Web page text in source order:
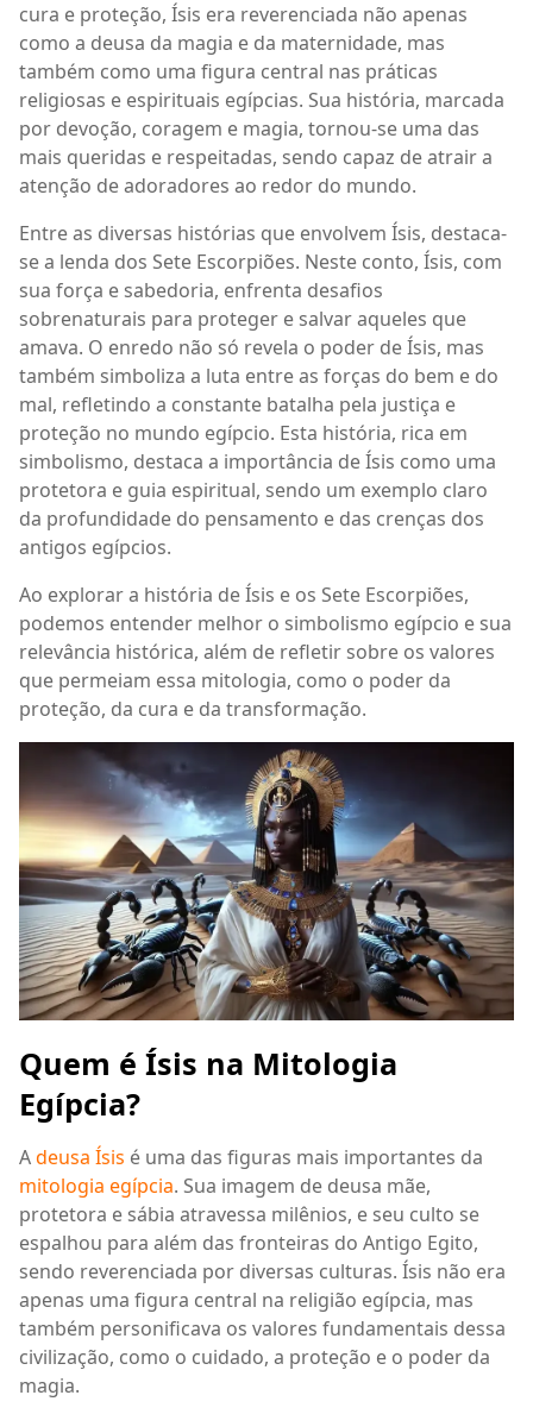
cura e proteção, Ísis era reverenciada não apenas
como a deusa da magia e da maternidade, mas
também como uma figura central nas práticas
religiosas e espirituais egípcias. Sua história, marcada
por devoção, coragem e magia, tornou-se uma das
mais queridas e respeitadas, sendo capaz de atrair a
atenção de adoradores ao redor do mundo.
Entre as diversas histórias que envolvem Ísis, destaca-
se a lenda dos Sete Escorpiões. Neste conto, Ísis, com
sua força e sabedoria, enfrenta desafios
sobrenaturais para proteger e salvar aqueles que
amava. O enredo não só revela o poder de Ísis, mas
também simboliza a luta entre as forças do bem e do
mal, refletindo a constante batalha pela justiça e
proteção no mundo egípcio. Esta história, rica em
simbolismo, destaca a importância de Ísis como uma
protetora e guia espiritual, sendo um exemplo claro
da profundidade do pensamento e das crenças dos
antigos egípcios.
Ao explorar a história de Ísis e os Sete Escorpiões,
podemos entender melhor o simbolismo egípcio e sua
relevância histórica, além de refletir sobre os valores
que permeiam essa mitologia, como o poder da
proteção, da cura e da transformação.
Quem é Ísis na Mitologia
Egípcia?
Adeusa Ísis é uma das figuras mais importantes da
mitologia egípcia. Sua imagem de deusa mãe,
protetora e sábia atravessa milênios, e seu culto se
espalhou para além das fronteiras do Antigo Egito,
sendo reverenciada por diversas culturas. Ísis não era
apenas uma figura central na religião egípcia, mas
também personificava os valores fundamentais dessa
civilização, como o cuidado, a proteção e o poder da
magia.